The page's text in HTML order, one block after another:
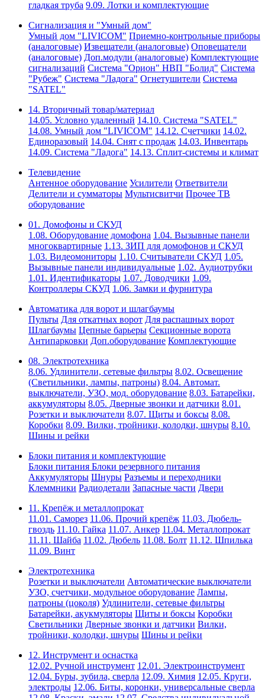
гладкая труба 9.09. Лотки и комплектующие
Сигнализация и "Умный дом"
Умный дом "LIVICOM" Приемно-контрольные приборы
(аналоговые) Извещатели (аналоговые) Оповещатели
(аналоговые) Доп.модули (аналоговые) Комплектующие
сигнализаций Система "Орион" НВП "Болид" Система
"Рубеж" Система "Ладога" Огнетушители Система
"SATEL"
14. Вторичный товар/материал
14.05. Условно удаленный 14.10. Система "SATEL"
14.08. Умный дом "LIVICOM" 14.12. Счетчики 14.02.
Единоразовый 14.04. Снят с продаж 14.03. Инвентарь
14.09. Система "Ладога" 14.13. Сплит-системы и климат
Телевидение
Антенное оборудование Усилители Ответвители
Делители и сумматоры Мультисвитчи Прочее ТВ
оборудование
01. Домофоны и СКУД
1.08. Оборудование домофона 1.04. Вызывные панели
многоквартирные 1.13. ЗИП для домофонов и СКУД
1.03. Видеомониторы 1.10. Считыватели СКУД 1.05.
Вызывные панели индивидуальные 1.02. Аудиотрубки
1.01. Идентификаторы 1.07. Доводчики 1.09.
Контроллеры СКУД 1.06. Замки и фурнитура
Автоматика для ворот и шлагбаумы
Пульты Для откатных ворот Для распашных ворот
Шлагбаумы Цепные барьеры Секционные ворота
Антипарковки Доп.оборудование Комплектующие
08. Электротехника
8.06. Удлинители, сетевые фильтры 8.02. Освещение
(Светильники, лампы, патроны) 8.04. Автомат.
выключатели, УЗО, мод. оборудование 8.03. Батарейки,
аккумуляторы 8.05. Дверные звонки и датчики 8.01.
Розетки и выключатели 8.07. Щиты и боксы 8.08.
Коробки 8.09. Вилки, тройники, колодки, шнуры 8.10.
Шины и рейки
Блоки питания и комплектующие
Блоки питания Блоки резервного питания
Аккумуляторы Шнуры Разъемы и переходники
Клеммники Радиодетали Запасные части Двери
11. Крепёж и металлопрокат
11.01. Саморез 11.06. Прочий крепёж 11.03. Дюбель-
гвоздь 11.10. Гайка 11.07. Анкер 11.04. Металлопрокат
11.11. Шайба 11.02. Дюбель 11.08. Болт 11.12. Шпилька
11.09. Винт
Электротехника
Розетки и выключатели Автоматические выключатели
УЗО, счетчики, модульное оборудование Лампы,
патроны (цоколя) Удлинители, сетевые фильтры
Батарейки, акукмуляторы Щиты и боксы Коробки
Светильники Дверные звонки и датчики Вилки,
тройники, колодки, шнуры Шины и рейки
12. Инструмент и оснастка
12.02. Ручной инструмент 12.01. Электроинструмент
12.04. Буры, зубила, сверла 12.09. Химия 12.05. Круги,
электроды 12.06. Биты, коронки, универсальные сверла